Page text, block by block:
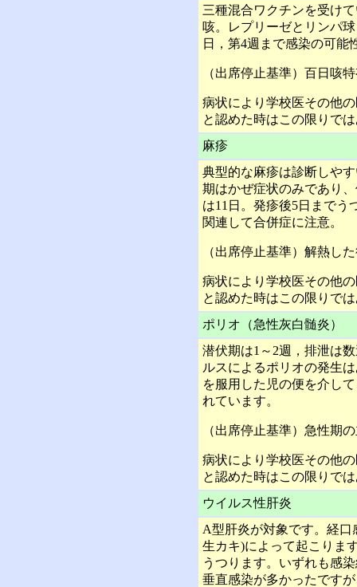
三種混合ワクチンを受け
咳。レプリーゼとリンパ
日，第4週まで感染の可能
（出席停止基準）百日咳
病状により学校医その他
と認めた時はこの限りで
麻疹
典型的な麻疹は診断しや
期はかぜ症状のみであり
は11日。発疹後5日までう
関連して合併症に注意。
（出席停止基準）解熱し
病状により学校医その他
と認めた時はこの限りで
ポリオ（急性灰白髄炎）
潜伏期は1～2週，排泄は
ルスによるポリオの発生
を服用した児の便を介し
れています。
（出席停止基準）急性期
病状により学校医その他
と認めた時はこの限りで
ウイルス性肝炎
A型肝炎が対象です。経
生カキ)によって起こりま
うつります。いずれも感
垂直感染が多かったです